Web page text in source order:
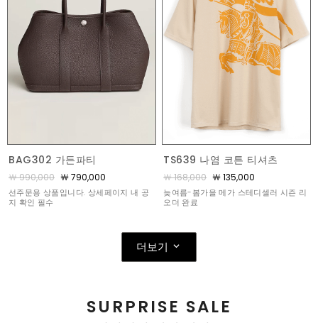
BAG302 가든파티
￦ 990,000 ￦ 790,000
선주문용 상품입니다. 상세페이지 내 공
지 확인 필수
TS639 나염 코튼 티셔츠
￦ 168,000 ￦ 135,000
늦여름-봄가을 메가 스테디셀러 시즌 리
오더 완료
더보기
SURPRISE SALE